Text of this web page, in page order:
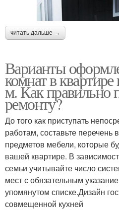
читать дальше →
Варианты
комнат в
м. Как правильно
ремонту?
До того как приступать
работам, составьте перечень
предметов мебели, которые
вашей квартире. В
семьи учитывайте число
мест с обязательным
упомянутом списке.Дизайн
совмещенной кухней